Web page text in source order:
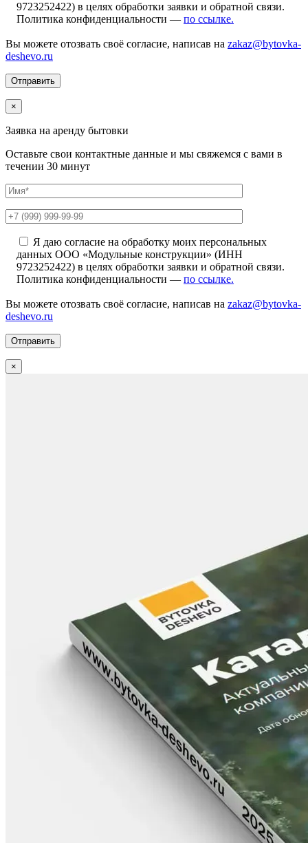
9723252422) в целях обработки заявки и обратной связи.
Политика конфиденциальности — по ссылке.
Вы можете отозвать своё согласие, написав на zakaz@bytovka-
deshevo.ru
×
Заявка на аренду бытовки
Оставьте свои контактные данные и мы свяжемся с вами в
течении 30 минут
Я даю согласие на обработку моих персональных
данных ООО «Модульные конструкции» (ИНН
9723252422) в целях обработки заявки и обратной связи.
Политика конфиденциальности — по ссылке.
Вы можете отозвать своё согласие, написав на zakaz@bytovka-
deshevo.ru
×